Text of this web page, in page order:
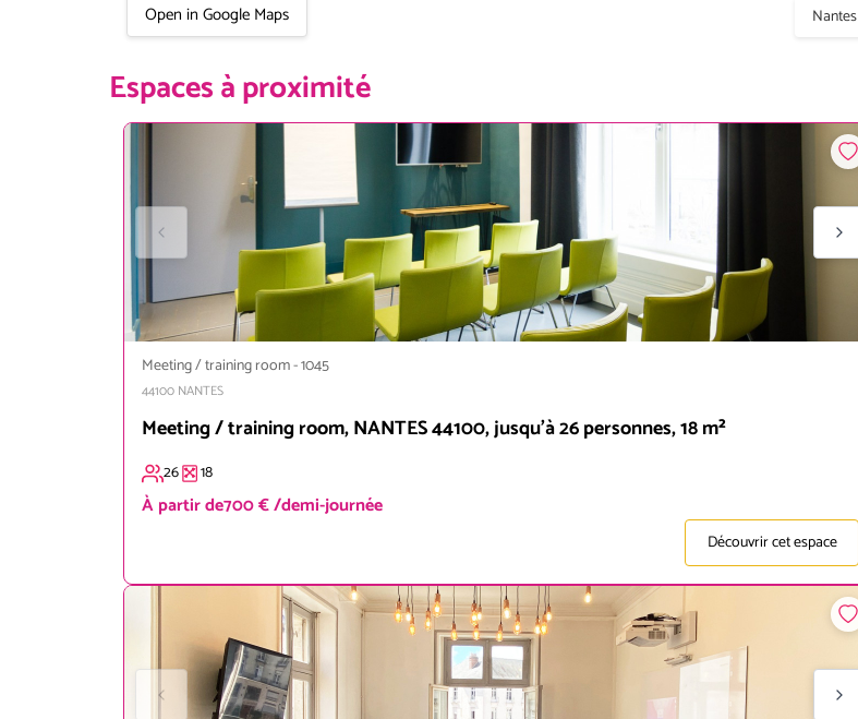
Open in Google Maps Nantes
Espaces à proximité
Meeting / training room-1045
44100 NANTES
Meeting / training room, NANTES 44100, jusqu'à 26 personnes, 18 m²
26 18
À partir de700 € /demi-journée
Découvrir cet espace